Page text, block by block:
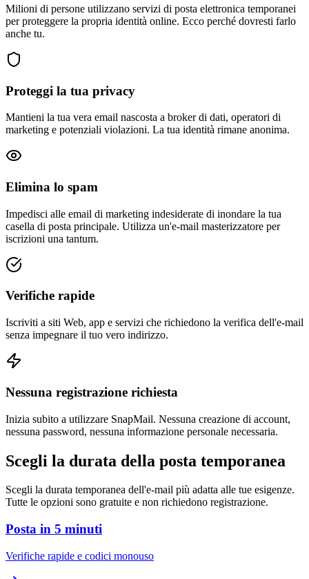
Milioni di persone utilizzano servizi di posta elettronica temporanei
per proteggere la propria identità online. Ecco perché dovresti farlo
anche tu.
Proteggi la tua privacy
Mantieni la tua vera email nascosta a broker di dati, operatori di
marketing e potenziali violazioni. La tua identità rimane anonima.
Elimina lo spam
Impedisci alle email di marketing indesiderate di inondare la tua
casella di posta principale. Utilizza un'e-mail masterizzatore per
iscrizioni una tantum.
Verifiche rapide
Iscriviti a siti Web, app e servizi che richiedono la verifica dell'e-mail
senza impegnare il tuo vero indirizzo.
Nessuna registrazione richiesta
Inizia subito a utilizzare SnapMail. Nessuna creazione di account,
nessuna password, nessuna informazione personale necessaria.
Scegli la durata della posta temporanea
Scegli la durata temporanea dell'e-mail più adatta alle tue esigenze.
Tutte le opzioni sono gratuite e non richiedono registrazione.
Posta in 5 minuti
Verifiche rapide e codici monouso